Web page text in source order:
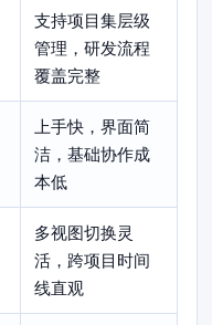
支持项目集层级
管理，研发流程
覆盖完整
上手快，界面简
洁，基础协作成
本低
多视图切换灵
活，跨项目时间
线直观